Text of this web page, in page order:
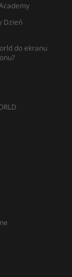
Dzień
do ekranu